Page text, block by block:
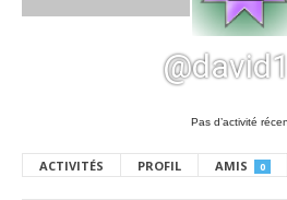
Pas d’activité
ACTIVITÉS PROFIL AMIS 0